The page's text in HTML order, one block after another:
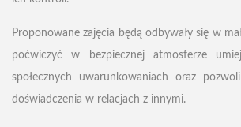
Proponowane zajęcia będą odbywały się w
poćwiczyć w bezpiecznej atmosferze
społecznych uwarunkowaniach oraz
doświadczenia w relacjach z innymi.